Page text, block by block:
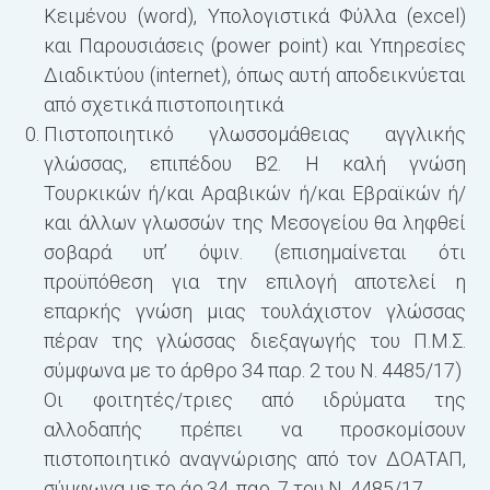
Κειμένου (word), Υπολογιστικά Φύλλα (excel)
και Παρουσιάσεις (power point) και Υπηρεσίες
Διαδικτύου (internet), όπως αυτή αποδεικνύεται
από σχετικά πιστοποιητικά
Πιστοποιητικό γλωσσομάθειας αγγλικής
γλώσσας, επιπέδου Β2. Η καλή γνώση
Τουρκικών ή/και Αραβικών ή/και Εβραϊκών ή/
και άλλων γλωσσών της Μεσογείου θα ληφθεί
σοβαρά υπ’ όψιν. (επισημαίνεται ότι
προϋπόθεση για την επιλογή αποτελεί η
επαρκής γνώση μιας τουλάχιστον γλώσσας
πέραν της γλώσσας διεξαγωγής του Π.Μ.Σ.
σύμφωνα με το άρθρο 34 παρ. 2 του Ν. 4485/17)
Οι φοιτητές/τριες από ιδρύματα της
αλλοδαπής πρέπει να προσκομίσουν
πιστοποιητικό αναγνώρισης από τον ΔΟΑΤΑΠ,